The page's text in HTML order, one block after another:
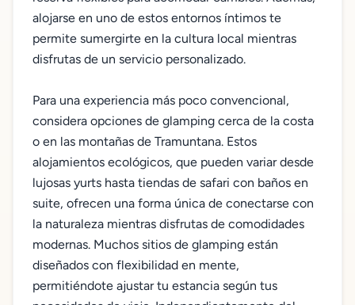
alojarse en uno de estos entornos íntimos te
permite sumergirte en la cultura local mientras
disfrutas de un servicio personalizado.
Para una experiencia más poco convencional,
considera opciones de glamping cerca de la costa
o en las montañas de Tramuntana. Estos
alojamientos ecológicos, que pueden variar desde
lujosas yurts hasta tiendas de safari con baños en
suite, ofrecen una forma única de conectarse con
la naturaleza mientras disfrutas de comodidades
modernas. Muchos sitios de glamping están
diseñados con flexibilidad en mente,
permitiéndote ajustar tu estancia según tus